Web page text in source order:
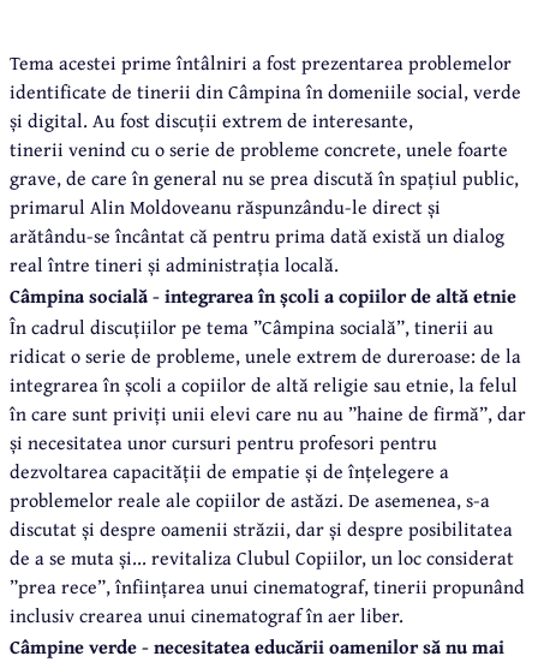
Tema acestei prime întâlniri a fost prezentarea problemelor
identificate de tinerii din Câmpina în domeniile social, verde
și digital. Au fost discuții extrem de interesante,
tinerii venind cu o serie de probleme concrete, unele foarte
grave, de care în general nu se prea discută în spațiul public,
primarul Alin Moldoveanu răspunzându-le direct și
arătându-se încântat că pentru prima dată există un dialog
real între tineri și administrația locală.
Câmpina socială - integrarea în școli a copiilor de altă etnie
În cadrul discuțiilor pe tema ”Câmpina socială”, tinerii au
ridicat o serie de probleme, unele extrem de dureroase: de la
integrarea în școli a copiilor de altă religie sau etnie, la felul
în care sunt priviți unii elevi care nu au ”haine de firmă”, dar
și necesitatea unor cursuri pentru profesori pentru
dezvoltarea capacității de empatie și de înțelegere a
problemelor reale ale copiilor de astăzi. De asemenea, s-a
discutat și despre oamenii străzii, dar și despre posibilitatea
de a se muta și... revitaliza Clubul Copiilor, un loc considerat
”prea rece”, înființarea unui cinematograf, tinerii propunând
inclusiv crearea unui cinematograf în aer liber.
Câmpine verde - necesitatea educării oamenilor să nu mai